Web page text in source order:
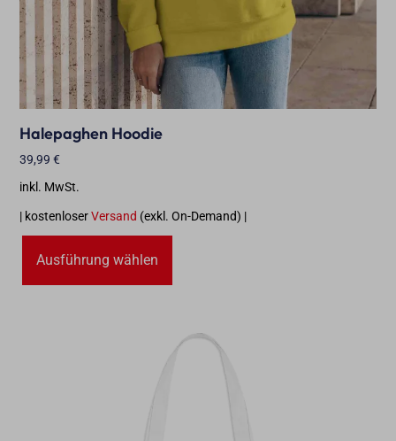
Halepaghen Hoodie
39,99€
inkl. MwSt.
| kostenloserVersand (exkl. On-Demand) |
Ausführung wählen